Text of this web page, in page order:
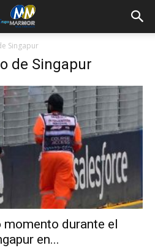
Singapur
de Singapur
durante el
en...